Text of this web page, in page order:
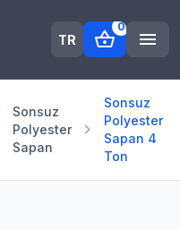
TR shopping_basket
0
menu
Sonsuz
Polyester
Sapan
chevron_right
Sonsuz
Polyester
Sapan 4
Ton